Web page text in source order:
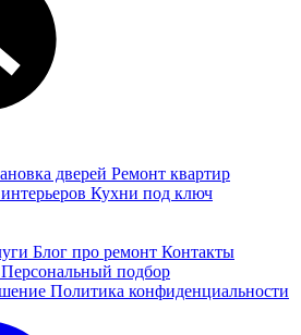
дверей Ремонт квартир
Кухни под ключ
Блог про ремонт Контакты
Персональный подбор
Политика конфиденциальности